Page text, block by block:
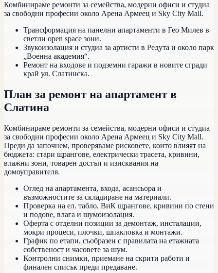
Комбинираме ремонти за семейства, модерни офиси и студиа
за свободни професии около Арена Армеец и Sky City Mall.
Трансформация на панелни апартаменти в Гео Милев в
светли open space зони.
Звукоизолация и студиа за артисти в Редута и около парк
„Военна академия“.
Ремонт на входове и подземни гаражи в новите сгради
край ул. Слатинска.
План за ремонт на апартамент в
Слатина
Комбинираме ремонти за семейства, модерни офиси и студиа
за свободни професии около Арена Армеец и Sky City Mall.
Преди да започнем, проверяваме рисковете, които влияят на
бюджета: стари щрангове, електрически трасета, кривини,
влажни зони, товарен достъп и изисквания на
домоуправителя.
Оглед на апартамента, входа, асансьора и
възможностите за складиране на материали.
Проверка на ел. табло, ВиК щрангове, кривини по стени
и подове, влага и шумоизолация.
Оферта с отделни позиции за демонтаж, инсталации,
мокри процеси, плочки, шпакловка и монтажи.
График по етапи, съобразен с правилата на етажната
собственост и часовете за шум.
Контролни снимки, приемане на скрити работи и
финален списък преди предаване.